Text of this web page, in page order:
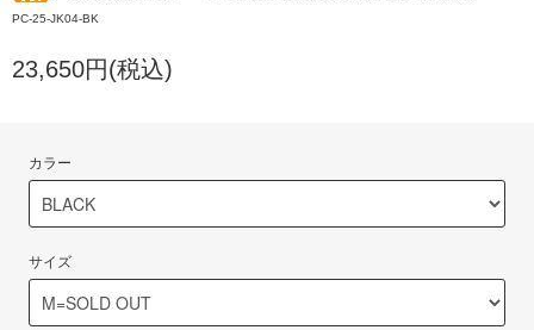
PC-25-JK04-BK
23,650円(税込)
カラー
サイズ